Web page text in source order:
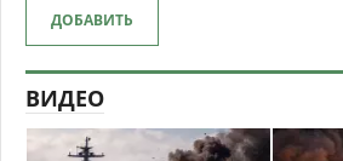
ДОБАВИТЬ
ВИДЕО